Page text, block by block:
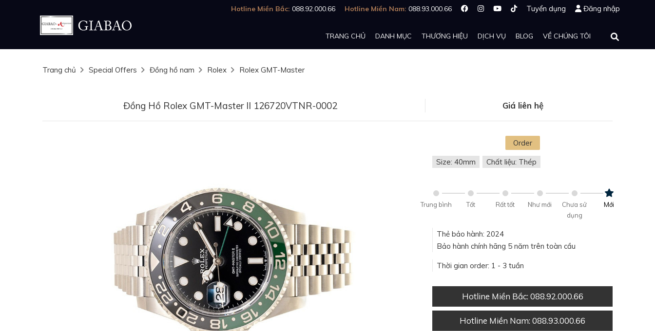
Hotline Miền Bắc: 088.92.000.66 Hotline Miền Nam: 088.93.000.66 Tuyển dụng Đăng nhập
TRANG CHỦ DANH MỤC THƯƠNG HIỆU DỊCH VỤ BLOG VỀ CHÚNG TÔI
Trang chủ Special Offers Đồng hồ nam Rolex Rolex GMT-Master
Đồng Hồ Rolex GMT-Master II 126720VTNR-0002 Giá liên hệ
Order
Size: 40mm Chất liệu: Thép
Trung bình Tốt Rất tốt Như mới
Chưa sử
dụng
Mới
Thẻ bảo hành: 2024
Bảo hành chính hãng 5 năm trên toàn cầu
Thời gian order: 1 - 3 tuần
Hotline Miền Bắc: 088.92.000.66
Hotline Miền Nam: 088.93.000.66